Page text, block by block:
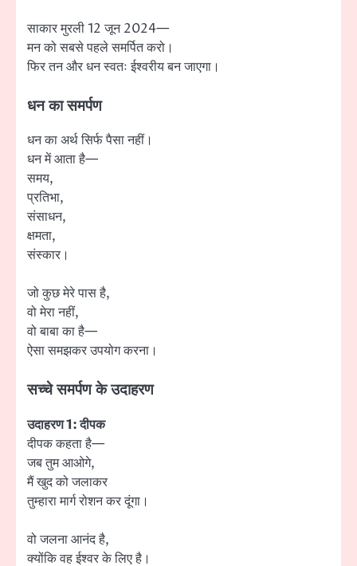
साकार मुरली 12 जून 2024—
मन को सबसे पहले समर्पित करो।
फिर तन और धन स्वतः ईश्वरीय बन जाएगा।
धन का समर्पण
धन का अर्थ सिर्फ पैसा नहीं।
धन में आता है—
समय,
प्रतिभा,
संसाधन,
क्षमता,
संस्कार।
जो कुछ मेरे पास है,
वो मेरा नहीं,
वो बाबा का है—
ऐसा समझकर उपयोग करना।
सच्चे समर्पण के उदाहरण
उदाहरण 1: दीपक
दीपक कहता है—
जब तुम आओगे,
मैं खुद को जलाकर
तुम्हारा मार्ग रोशन कर दूंगा।
वो जलना आनंद है,
क्योंकि वह ईश्वर के लिए है।